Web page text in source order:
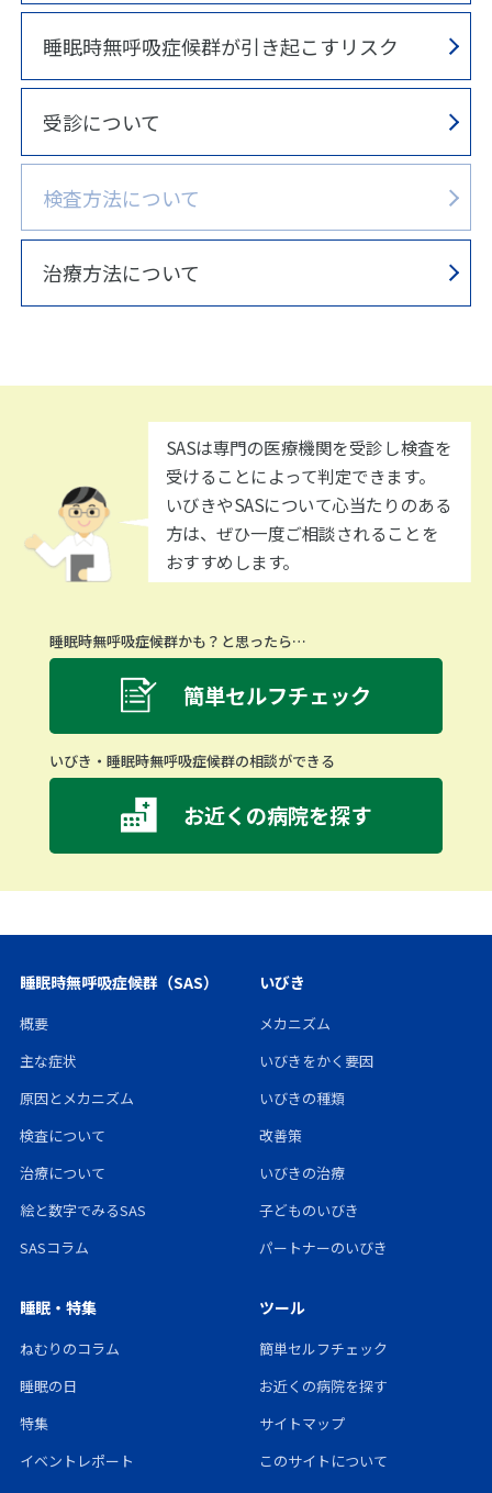
睡眠時無呼吸症候群が引き起こすリスク
受診について
検査方法について
治療方法について
SASは専門の医療機関を受診し検査を
受けることによって判定できます。
いびきやSASについて心当たりのある
方は、ぜひ一度ご相談されることを
おすすめします。
睡眠時無呼吸症候群かも？と思ったら…
簡単セルフチェック
いびき・睡眠時無呼吸症候群の相談ができる
お近くの病院を探す
睡眠時無呼吸症候群（SAS）
概要
主な症状
原因とメカニズム
検査について
治療について
絵と数字でみるSAS
SASコラム
いびき
メカニズム
いびきをかく要因
いびきの種類
改善策
いびきの治療
子どものいびき
パートナーのいびき
睡眠・特集
ねむりのコラム
睡眠の日
特集
イベントレポート
ツール
簡単セルフチェック
お近くの病院を探す
サイトマップ
このサイトについて